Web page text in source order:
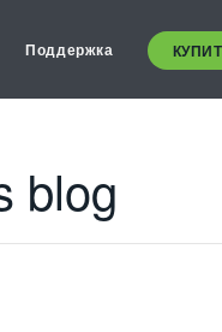
Поддержка
blog